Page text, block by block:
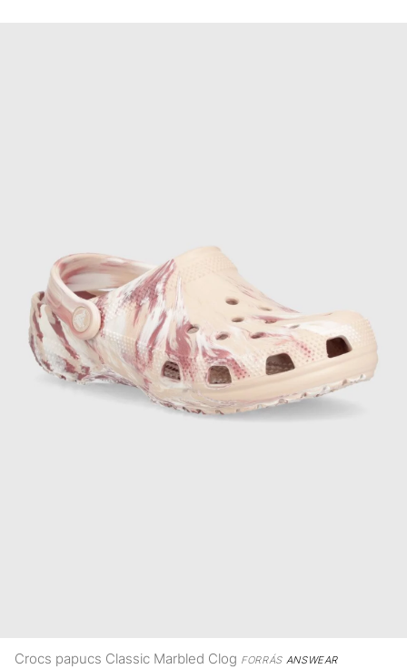
Crocs papucs Classic Marbled Clog FORRÁSANSWEAR